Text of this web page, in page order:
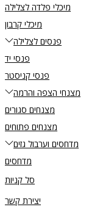
מיכלי פלדה לצלילה
מיכלי קרבון
פנסים לצלילה
פנסי יד
פנסי קניסטר
מצנחי הצפה והרמה
מצנחים סגורים
מצנחים פתוחים
מדחסים וערבול גזים
מדחסים
סל קניות
יצירת קשר